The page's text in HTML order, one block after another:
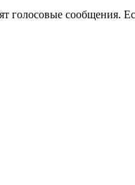
голосовые сообщения.